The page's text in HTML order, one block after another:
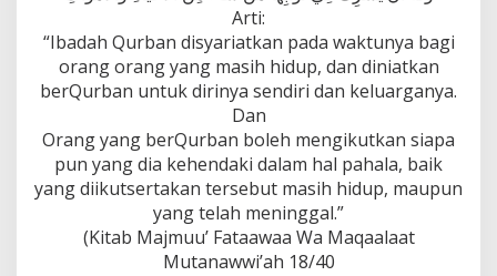
N
T
U
K
E
D
U
A
O
R
A
Arti:
“Ibadah Qurban disyariatkan pada waktunya bagi
orang orang yang masih hidup, dan diniatkan
berQurban untuk dirinya sendiri dan keluarganya.
Dan
Orang yang berQurban boleh mengikutkan siapa
pun yang dia kehendaki dalam hal pahala, baik
yang diikutsertakan tersebut masih hidup, maupun
yang telah meninggal.”
(Kitab Majmuu’ Fataawaa Wa Maqaalaat
Mutanawwi’ah 18/40